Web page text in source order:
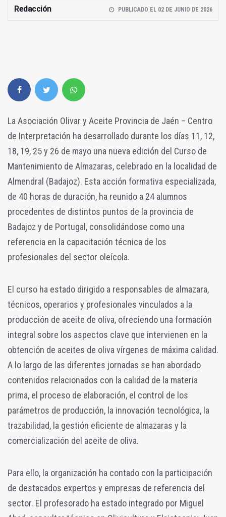
Redacción PUBLICADO EL 02 DE JUNIO DE 2026
La Asociación Olivar y Aceite Provincia de Jaén – Centro
de Interpretación ha desarrollado durante los días 11, 12,
18, 19, 25 y 26 de mayo una nueva edición del Curso de
Mantenimiento de Almazaras, celebrado en la localidad de
Almendral (Badajoz). Esta acción formativa especializada,
de 40 horas de duración, ha reunido a 24 alumnos
procedentes de distintos puntos de la provincia de
Badajoz y de Portugal, consolidándose como una
referencia en la capacitación técnica de los
profesionales del sector oleícola.
El curso ha estado dirigido a responsables de almazara,
técnicos, operarios y profesionales vinculados a la
producción de aceite de oliva, ofreciendo una formación
integral sobre los aspectos clave que intervienen en la
obtención de aceites de oliva vírgenes de máxima calidad.
A lo largo de las diferentes jornadas se han abordado
contenidos relacionados con la calidad de la materia
prima, el proceso de elaboración, el control de los
parámetros de producción, la innovación tecnológica, la
trazabilidad, la gestión eficiente de almazaras y la
comercialización del aceite de oliva.
Para ello, la organización ha contado con la participación
de destacados expertos y empresas de referencia del
sector. El profesorado ha estado integrado por Miguel